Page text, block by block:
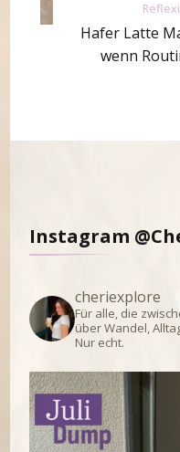
Hafer Latte
wenn
Instagram
cheriexplore
Für alle, die
über Wandel,
Nur echt.